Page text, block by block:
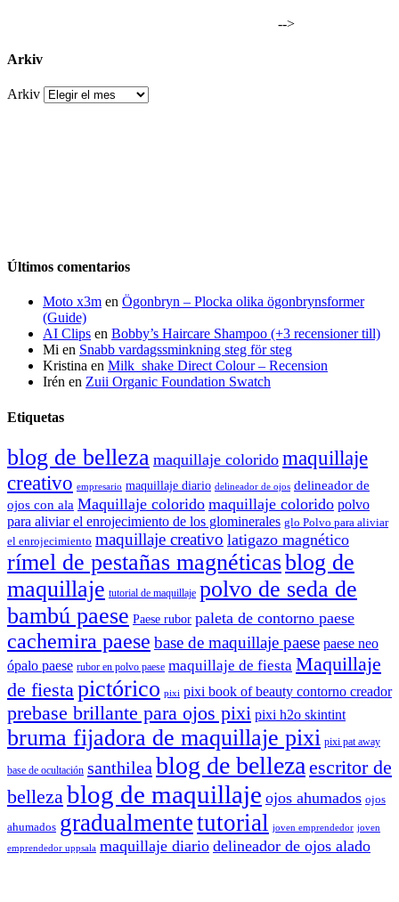
-->
Arkiv
Arkiv
Últimos comentarios
Moto x3m en Ögonbryn – Plocka olika ögonbrynsformer
(Guide)
AI Clips en Bobby’s Haircare Shampoo (+3 recensioner till)
Mi en Snabb vardagssminkning steg för steg
Kristina en Milk_shake Direct Colour – Recension
Irén en Zuii Organic Foundation Swatch
Etiquetas
blog de belleza maquillaje colorido maquillaje
creativo empresario maquillaje diario delineador de ojos delineador de
ojos con ala Maquillaje colorido maquillaje colorido polvo
para aliviar el enrojecimiento de los glominerales glo Polvo para aliviar
el enrojecimiento maquillaje creativo latigazo magnético
rímel de pestañas magnéticasblog de
maquillaje tutorial de maquillaje polvo de seda de
bambú paese Paese rubor paleta de contorno paese
cachemira paese base de maquillaje paese paese neo
ópalo paese rubor en polvo paese maquillaje de fiesta Maquillaje
de fiestapictórico pixi pixi book of beauty contorno creador
prebase brillante para ojos pixi pixi h2o skintint
bruma fijadora de maquillaje pixi pixi pat away
base de ocultación santhilea blog de belleza escritor de
belleza blog de maquillaje ojos ahumados ojos
ahumados gradualmentetutorial joven emprendedor joven
emprendedor uppsala maquillaje diario delineador de ojos alado